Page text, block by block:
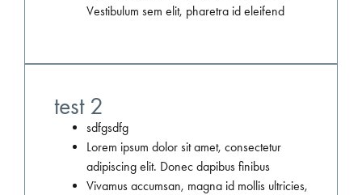
Vestibulum sem elit, pharetra id eleifend
test 2
sdfgsdfg
Lorem ipsum dolor sit amet, consectetur
adipiscing elit. Donec dapibus finibus
Vivamus accumsan, magna id mollis ultricies,